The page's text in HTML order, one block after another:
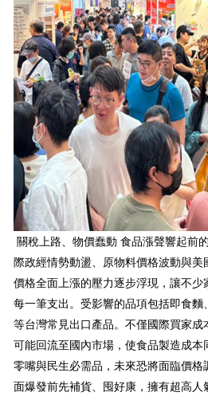
關稅上路、物價蠢動 食品漲聲響起前
際政經情勢動盪、原物料價格波動與
價格全面上漲的壓力逐步浮現，讓不
每一筆支出。受影響的品項包括即食
等台灣常見出口產品。不僅國際買家
可能回流至國內市場，使食品製造成
零嘴與民生必需品，未來恐將面臨價
面爆發前先補貨、囤好康，擁有超高人